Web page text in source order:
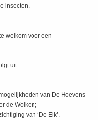
insecten.
welkom voor een
uit:
van De Hoevens
de Wolken;
van ‘De Eik’.